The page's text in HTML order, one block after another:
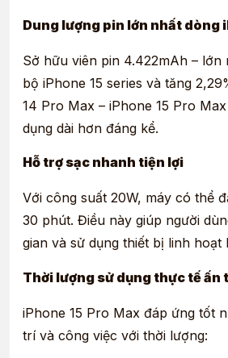
Dung lượng pin lớn nhất dòng
Sở hữu viên pin 4.422mAh –
bộ iPhone 15 series và tăng
14 Pro Max – iPhone 15 Pro
dụng dài hơn đáng kể.
Hỗ trợ sạc nhanh tiện lợi
Với công suất 20W, máy có thể
30 phút. Điều này giúp người
gian và sử dụng thiết bị linh hoạt
Thời lượng sử dụng thực tế ấn
iPhone 15 Pro Max đáp ứng tốt
trí và công việc với thời lượng: